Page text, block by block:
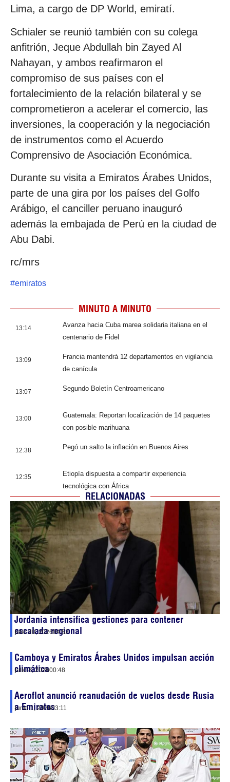
Lima, a cargo de DP World, emiratí.
Schialer se reunió también con su colega
anfitrión, Jeque Abdullah bin Zayed Al
Nahayan, y ambos reafirmaron el
compromiso de sus países con el
fortalecimiento de la relación bilateral y se
comprometieron a acelerar el comercio, las
inversiones, la cooperación y la negociación
de instrumentos como el Acuerdo
Comprensivo de Asociación Económica.
Durante su visita a Emiratos Árabes Unidos,
parte de una gira por los países del Golfo
Arábigo, el canciller peruano inauguró
además la embajada de Perú en la ciudad de
Abu Dabi.
rc/mrs
#emiratos
MINUTO A MINUTO
13:14
Avanza hacia Cuba marea solidaria italiana en el
centenario de Fidel
13:09
Francia mantendrá 12 departamentos en vigilancia
de canícula
13:07 Segundo Boletín Centroamericano
13:00
Guatemala: Reportan localización de 14 paquetes
con posible marihuana
12:38 Pegó un salto la inflación en Buenos Aires
12:35
Etiopía dispuesta a compartir experiencia
tecnológica con África
RELACIONADAS
Jordania intensifica gestiones para contener
escalada regional
julio 20, 202604:52
Camboya y Emiratos Árabes Unidos impulsan acción
climática
julio 8, 202600:48
Aeroflot anunció reanudación de vuelos desde Rusia
a Emiratos
junio 1, 202603:11